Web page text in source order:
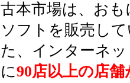
古本市場は、お
ソフトを販売し
た、インターネ
に90店以上の店